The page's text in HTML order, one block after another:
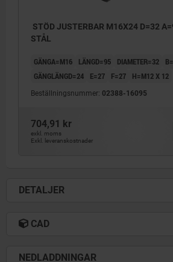
STÖD JUSTERBAR M16X24 D=32
STÅL
GÄNGA=M16 LÄNGD=95 DIAMETER=32
GÄNGLÄNGD=24
E=27 F=27 H=M12 X 12
Beställningsnummer: 02388-16095
704,91 kr
exkl. moms
Exkl. leveranskostnader
DETALJER
CAD
NEDLADDNINGAR